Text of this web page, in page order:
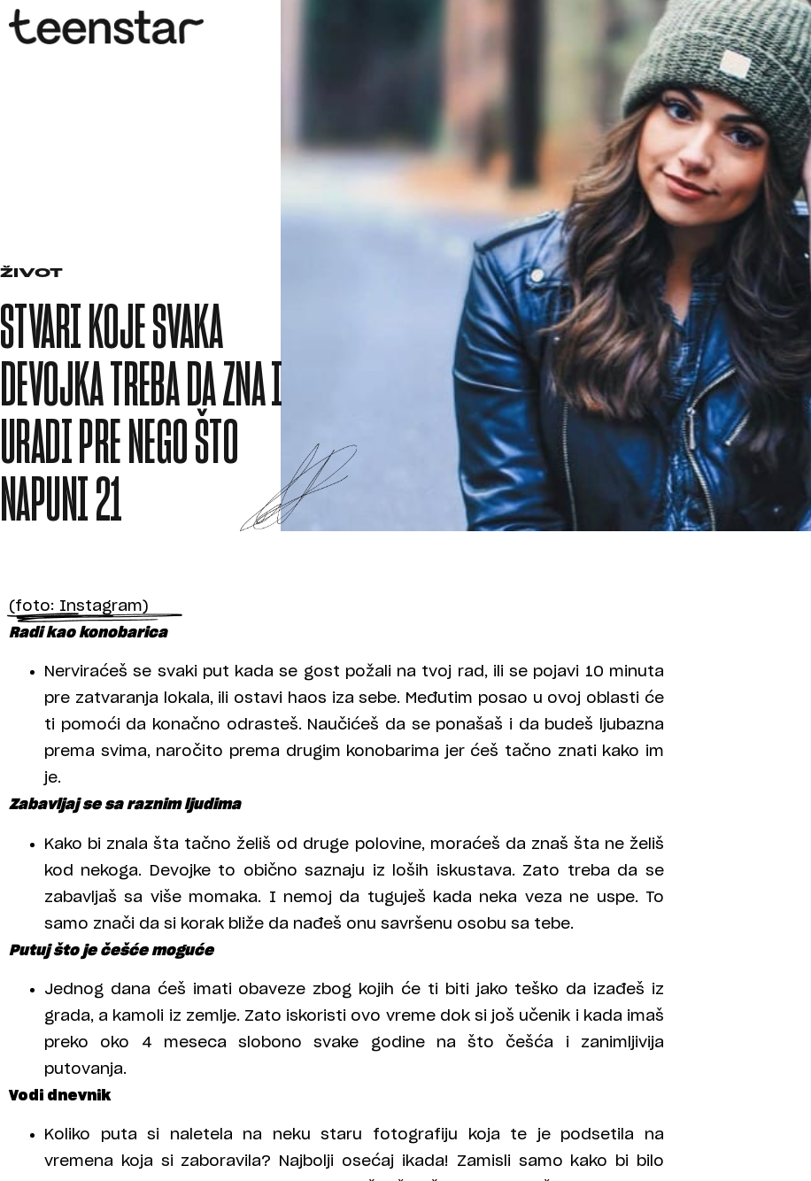
ŽIVOT
STVARI KOJE SVAKA
DEVOJKA TREBA DA ZNA I
URADI PRE NEGO ŠTO
NAPUNI 21
(foto: Instagram)
Radi kao konobarica
Nerviraćeš se svaki put kada se gost požali na tvoj rad, ili se pojavi 10 minuta
pre zatvaranja lokala, ili ostavi haos iza sebe. Međutim posao u ovoj oblasti će
ti pomoći da konačno odrasteš. Naučićeš da se ponašaš i da budeš ljubazna
prema svima, naročito prema drugim konobarima jer ćeš tačno znati kako im
je.
Zabavljaj se sa raznim ljudima
Kako bi znala šta tačno želiš od druge polovine, moraćeš da znaš šta ne želiš
kod nekoga. Devojke to obično saznaju iz loših iskustava. Zato treba da se
zabavljaš sa više momaka. I nemoj da tuguješ kada neka veza ne uspe. To
samo znači da si korak bliže da nađeš onu savršenu osobu sa tebe.
Putuj što je češće moguće
Jednog dana ćeš imati obaveze zbog kojih će ti biti jako teško da izađeš iz
grada, a kamoli iz zemlje. Zato iskoristi ovo vreme dok si još učenik i kada imaš
preko oko 4 meseca slobono svake godine na što češća i zanimljivija
putovanja.
Vodi dnevnik
Koliko puta si naletela na neku staru fotografiju koja te je podsetila na
vremena koja si zaboravila? Najbolji osećaj ikada! Zamisli samo kako bi bilo